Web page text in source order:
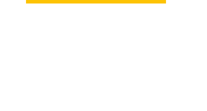
CS, de José María Salazar